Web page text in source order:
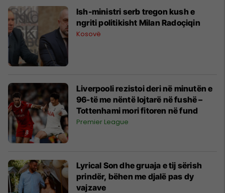
Ish-ministri serb tregon kush e
ngriti politikisht Milan Radoçiqin
Kosovë
Liverpooli rezistoi deri në minutën e
96-të me nëntë lojtarë në fushë –
Tottenhami mori fitoren në fund
Premier League
Lyrical Son dhe gruaja e tij sërish
prindër, bëhen me djalë pas dy
vajzave